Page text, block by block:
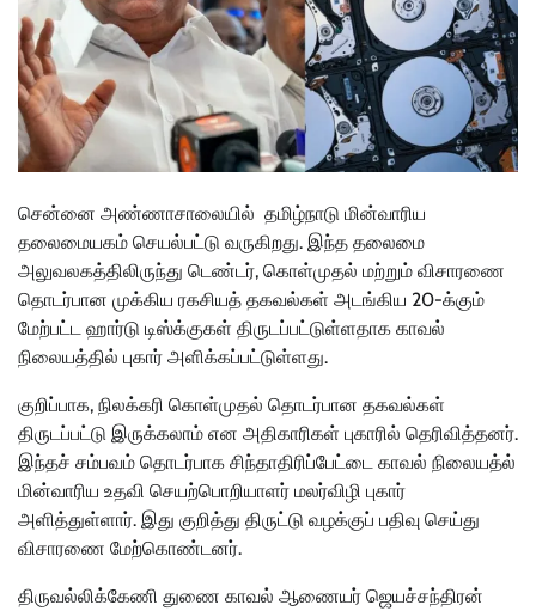
சென்னை அண்ணாசாலையில் தமிழ்நாடு மின்வாரிய
தலைமையகம் செயல்பட்டு வருகிறது. இந்த தலைமை
அலுவலகத்திலிருந்து டெண்டர், கொள்முதல் மற்றும் விசாரணை
தொடர்பான முக்கிய ரகசியத் தகவல்கள் அடங்கிய 20-க்கும்
மேற்பட்ட ஹார்டு டிஸ்க்குகள் திருடப்பட்டுள்ளதாக காவல்
நிலையத்தில் புகார் அளிக்கப்பட்டுள்ளது.
குறிப்பாக, நிலக்கரி கொள்முதல் தொடர்பான தகவல்கள்
திருடப்பட்டு இருக்கலாம் என அதிகாரிகள் புகாரில் தெரிவித்தனர்.
இந்தச் சம்பவம் தொடர்பாக சிந்தாதிரிப்பேட்டை காவல் நிலையத்ல்
மின்வாரிய உதவி செயற்பொறியாளர் மலர்விழி புகார்
அளித்துள்ளார். இது குறித்து திருட்டு வழக்குப் பதிவு செய்து
விசாரணை மேற்கொண்டனர்.
திருவல்லிக்கேணி துணை காவல் ஆணையர் ஜெயச்சந்திரன்